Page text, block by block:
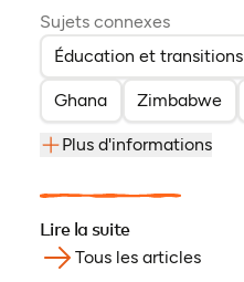
Sujets connexes
Éducation et transitions
Ghana Zimbabwe
Plus d'informations
Lire la suite
Tous les articles